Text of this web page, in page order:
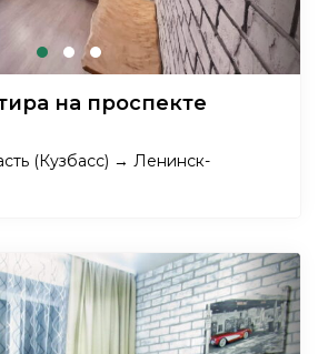
на проспекте
(Кузбасс) → Ленинск-